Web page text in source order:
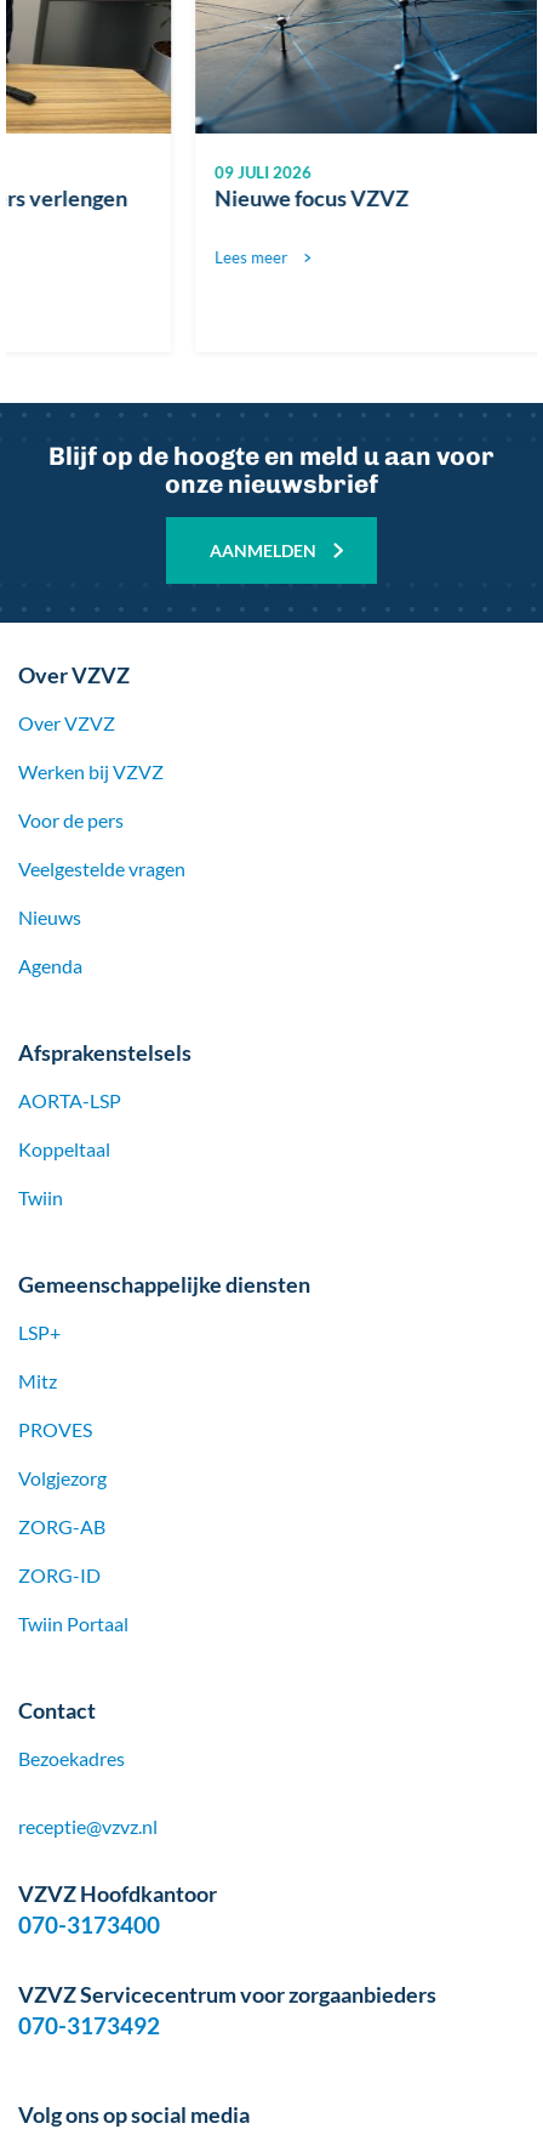
Nieuwe focus VZVZ
Blijf op de hoogte en meld u aan voor
onze nieuwsbrief
AANMELDEN
Over VZVZ
Over VZVZ
Werken bij VZVZ
Voor de pers
Veelgestelde vragen
Nieuws
Agenda
Afsprakenstelsels
AORTA-LSP
Koppeltaal
Twiin
Gemeenschappelijke diensten
LSP+
Mitz
PROVES
Volgjezorg
ZORG-AB
ZORG-ID
Twiin Portaal
Contact
Bezoekadres
receptie@vzvz.nl
VZVZ Hoofdkantoor
070-3173400
VZVZ Servicecentrum voor zorgaanbieders
070-3173492
Volg ons op social media